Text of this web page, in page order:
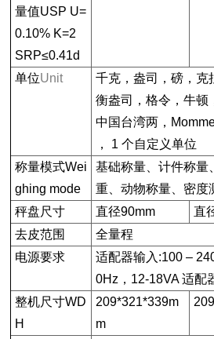
量值USP U=
0.10% K=2
SRP≤0.41d
单位Unit
千克，盎司，磅，克
衡盎司，格令，牛顿
中国台湾两，
， 1 个自定义单位
称量模式Wei
ghing mode
基础称量、计件称量
重、动物称量、密度
秤盘尺寸
直径90mm
直
去皮范围
全量程
电源要求
适配器输入:100 –
0Hz，12-18VA 适
整机尺寸WD
H
209*321*339m
m